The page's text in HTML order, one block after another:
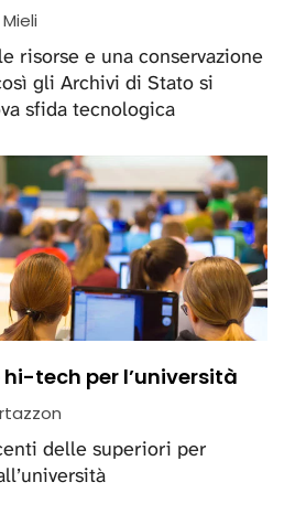
risorse e una conservazione
gli Archivi di Stato si
sfida tecnologica
tech per l’università
delle superiori per